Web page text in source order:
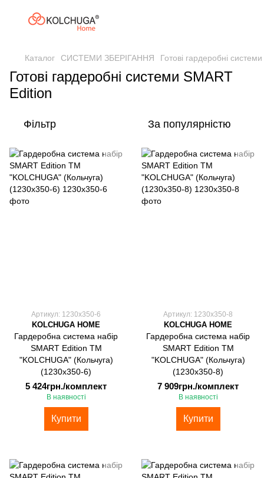
Каталог СИСТЕМИ ЗБЕРІГАННЯ Готові гардеробні системи
Готові гардеробні системи SMART
Edition
Фільтр За популярністю
Артикул: 1230х350-6
KOLCHUGA HOME
Гардеробна система набір
SMART Edition ТМ
"KOLCHUGA" (Кольчуга)
(1230х350-6)
5 424грн./комплект
В наявності
Купити
Артикул: 1230х350-8
KOLCHUGA HOME
Гардеробна система набір
SMART Edition ТМ
"KOLCHUGA" (Кольчуга)
(1230х350-8)
7 909грн./комплект
В наявності
Купити